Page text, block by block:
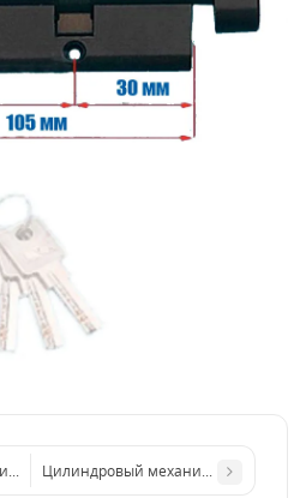
GRANDLOCK 100 мм (70/30Т), ключ/
Цилиндровый механизм